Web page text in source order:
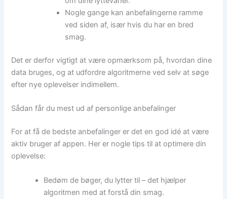
Nogle gange kan anbefalingerne ramme
ved siden af, især hvis du har en bred
smag.
Det er derfor vigtigt at være opmærksom på, hvordan dine
data bruges, og at udfordre algoritmerne ved selv at søge
efter nye oplevelser indimellem.
Sådan får du mest ud af personlige anbefalinger
For at få de bedste anbefalinger er det en god idé at være
aktiv bruger af appen. Her er nogle tips til at optimere din
oplevelse:
Bedøm de bøger, du lytter til – det hjælper
algoritmen med at forstå din smag.